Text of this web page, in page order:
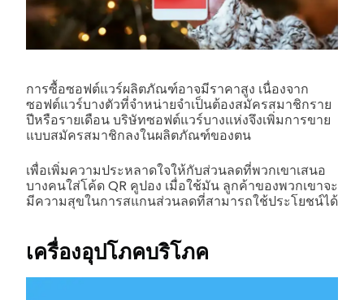
การซื้อซอฟต์แวร์ผลิตภัณฑ์อาจมีราคาสูง เนื่องจาก
ซอฟต์แวร์บางตัวที่จำหน่ายจำเป็นต้องสมัครสมาชิกราย
ปีหรือรายเดือน บริษัทซอฟต์แวร์บางแห่งจึงเพิ่มการขาย
แบบสมัครสมาชิกลงในผลิตภัณฑ์ของตน
เพื่อเพิ่มความประหลาดใจให้กับส่วนลดที่พวกเขาเสนอ
บางคนใส่โค้ด QR คูปอง เมื่อใช้มัน ลูกค้าของพวกเขาจะ
มีความสุขในการสแกนส่วนลดที่สามารถใช้ประโยชน์ได้
เครื่องอุปโภคบริโภค